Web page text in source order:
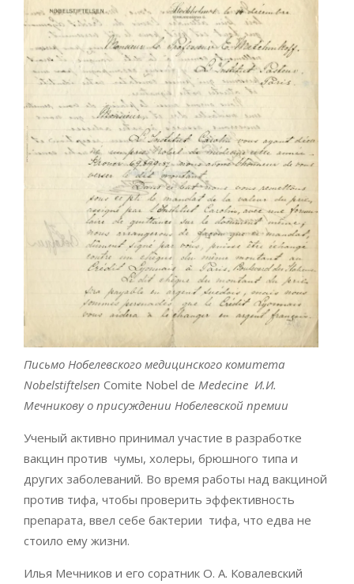
Письмо Нобелевского медицинского комитета
Nobelstiftelsen Comite Nobel de Medecine И.И.
Мечникову о присуждении Нобелевской премии
Ученый активно принимал участие в разработке
вакцин против чумы, холеры, брюшного типа и
других заболеваний. Во время работы над вакциной
против тифа, чтобы проверить эффективность
препарата, ввел себе бактерии тифа, что едва не
стоило ему жизни.
Илья Мечников и его соратник О. А. Ковалевский